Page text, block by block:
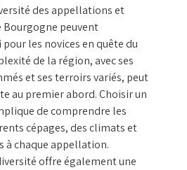
des appellations et
peuvent
les novices en quête du
de la région, avec ses
et ses terroirs variés, peut
au premier abord. Choisir un
de comprendre les
cépages, des climats et
à chaque appellation.
offre également une